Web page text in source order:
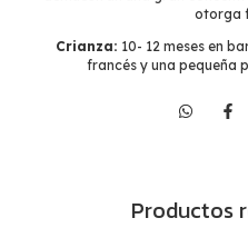
otorga
Crianza: 10- 12 meses en
francés y una pequeña
Productos